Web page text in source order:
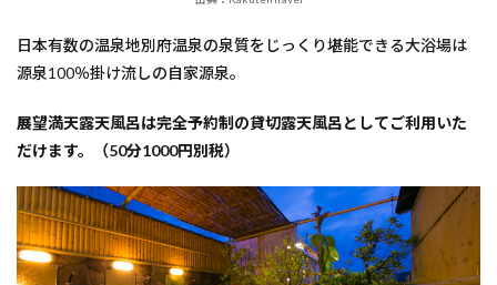
日本有数の温泉地別府温泉の泉質をじっくり堪能できる大浴場は
源泉100％掛け流しの自家源泉。
展望満天露天風呂は完全予約制の貸切露天風呂としてご利用いた
だけます。（50分1000円別税）